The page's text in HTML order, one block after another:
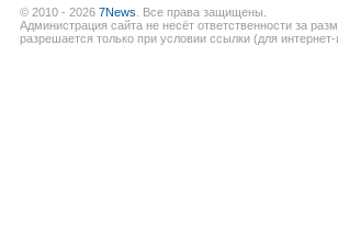
© 2010 - 2026 7News . Все права защищены.
Администрация сайта не несёт ответственности за
разрешается только при условии ссылки (для